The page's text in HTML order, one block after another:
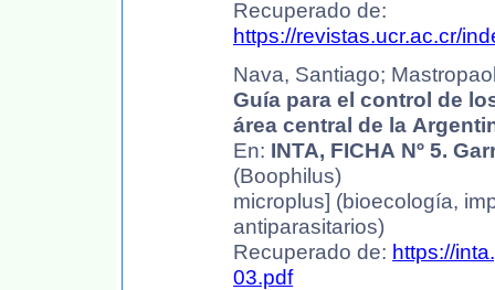
Recuperado de:
https://revistas.ucr.ac.cr/
Nava, Santiago;
Guía para el control de
área central de la
En: INTA, FICHA Nº 5.
(Boophilus)
microplus] (bioecología,
antiparasitarios)
Recuperado de: https://
03.pdf